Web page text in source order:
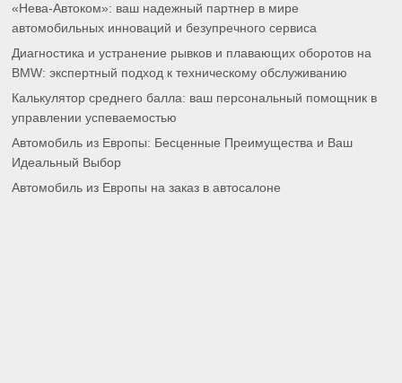
«Нева-Автоком»: ваш надежный партнер в мире
автомобильных инноваций и безупречного сервиса
Диагностика и устранение рывков и плавающих оборотов на
BMW: экспертный подход к техническому обслуживанию
Калькулятор среднего балла: ваш персональный помощник в
управлении успеваемостью
Автомобиль из Европы: Бесценные Преимущества и Ваш
Идеальный Выбор
Автомобиль из Европы на заказ в автосалоне